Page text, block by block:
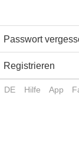
Passwort
Registrieren
DE Hilfe App